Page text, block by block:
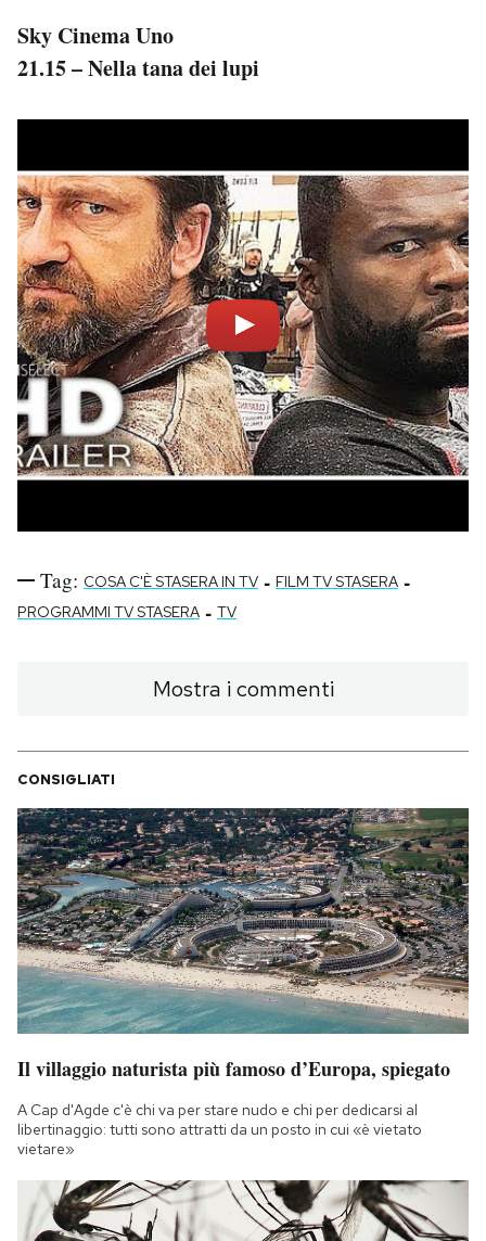
Sky Cinema Uno
21.15 – Nella tana dei lupi
Tag: COSA C'È STASERA IN TV - FILM TV STASERA -
PROGRAMMI TV STASERA - TV
Mostra i commenti
CONSIGLIATI
Il villaggio naturista più famoso d’Europa, spiegato
A Cap d'Agde c'è chi va per stare nudo e chi per dedicarsi al
libertinaggio: tutti sono attratti da un posto in cui «è vietato
vietare»